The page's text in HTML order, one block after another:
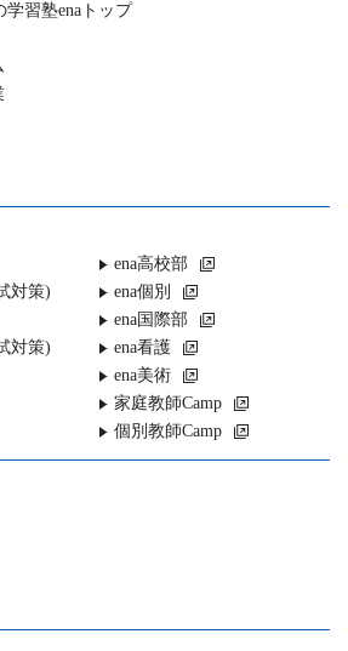
学習塾enaトップ
対策)
対策)
ena高校部
ena個別
ena国際部
ena看護
ena美術
家庭教師Camp
個別教師Camp